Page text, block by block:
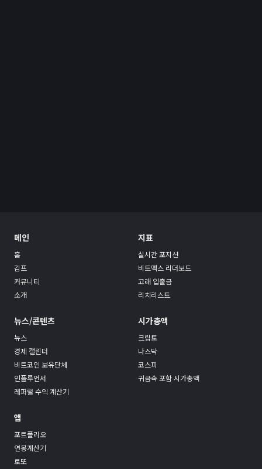
메인
홈
김프
커뮤니티
소개
지표
실시간 포지션
비트멕스 리더보드
고래 입출금
리치리스트
뉴스/콘텐츠
뉴스
경제 캘린더
비트코인 보유단체
인플루언서
레퍼럴 수익 계산기
시가총액
크립토
나스닥
코스피
귀금속 포함 시가총액
앱
포트폴리오
연봉계산기
로또